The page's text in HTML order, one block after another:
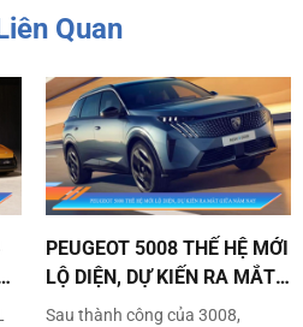
Quan
PEUGEOT 5008 THẾ HỆ MỚI
LỘ DIỆN, DỰ KIẾN RA MẮT
GIỮA NĂM NAY
Sau thành công của 3008,